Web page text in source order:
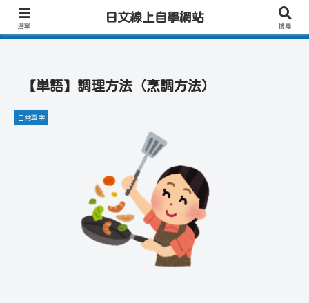
日文學習首選｜快速學會實用日文｜專業日籍老師一對一線上教學｜高效會話練
【単語】調理方法（烹調方法）
日常單字
選單
日文線上自學網站
搜尋